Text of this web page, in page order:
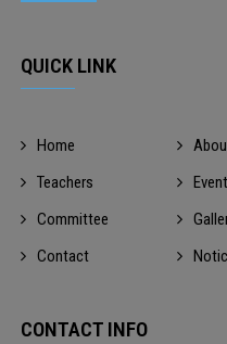
QUICK LINK
Home
Teachers
Committee
Contact
CONTACT INFO